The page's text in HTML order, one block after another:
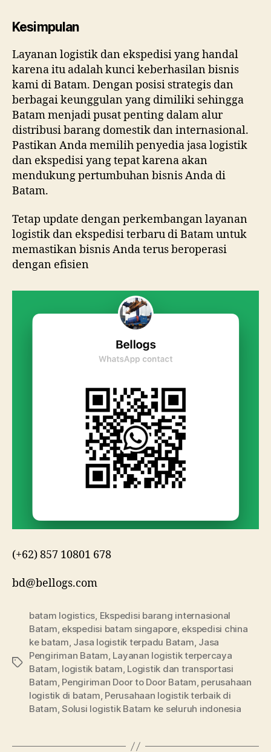
Kesimpulan
Layanan logistik dan ekspedisi yang handal
karena itu adalah kunci keberhasilan bisnis
kami di Batam. Dengan posisi strategis dan
berbagai keunggulan yang dimiliki sehingga
Batam menjadi pusat penting dalam alur
distribusi barang domestik dan internasional.
Pastikan Anda memilih penyedia jasa logistik
dan ekspedisi yang tepat karena akan
mendukung pertumbuhan bisnis Anda di
Batam.
Tetap update dengan perkembangan layanan
logistik dan ekspedisi terbaru di Batam untuk
memastikan bisnis Anda terus beroperasi
dengan efisien
(+62) 857 10801 678
bd@bellogs.com
Tag
batam logistics, Ekspedisi barang internasional
Batam, ekspedisi batam singapore, ekspedisi china
ke batam, Jasa logistik terpadu Batam, Jasa
Pengiriman Batam, Layanan logistik terpercaya
Batam, logistik batam, Logistik dan transportasi
Batam, Pengiriman Door to Door Batam, perusahaan
logistik di batam, Perusahaan logistik terbaik di
Batam,Solusi logistik Batam ke seluruh indonesia